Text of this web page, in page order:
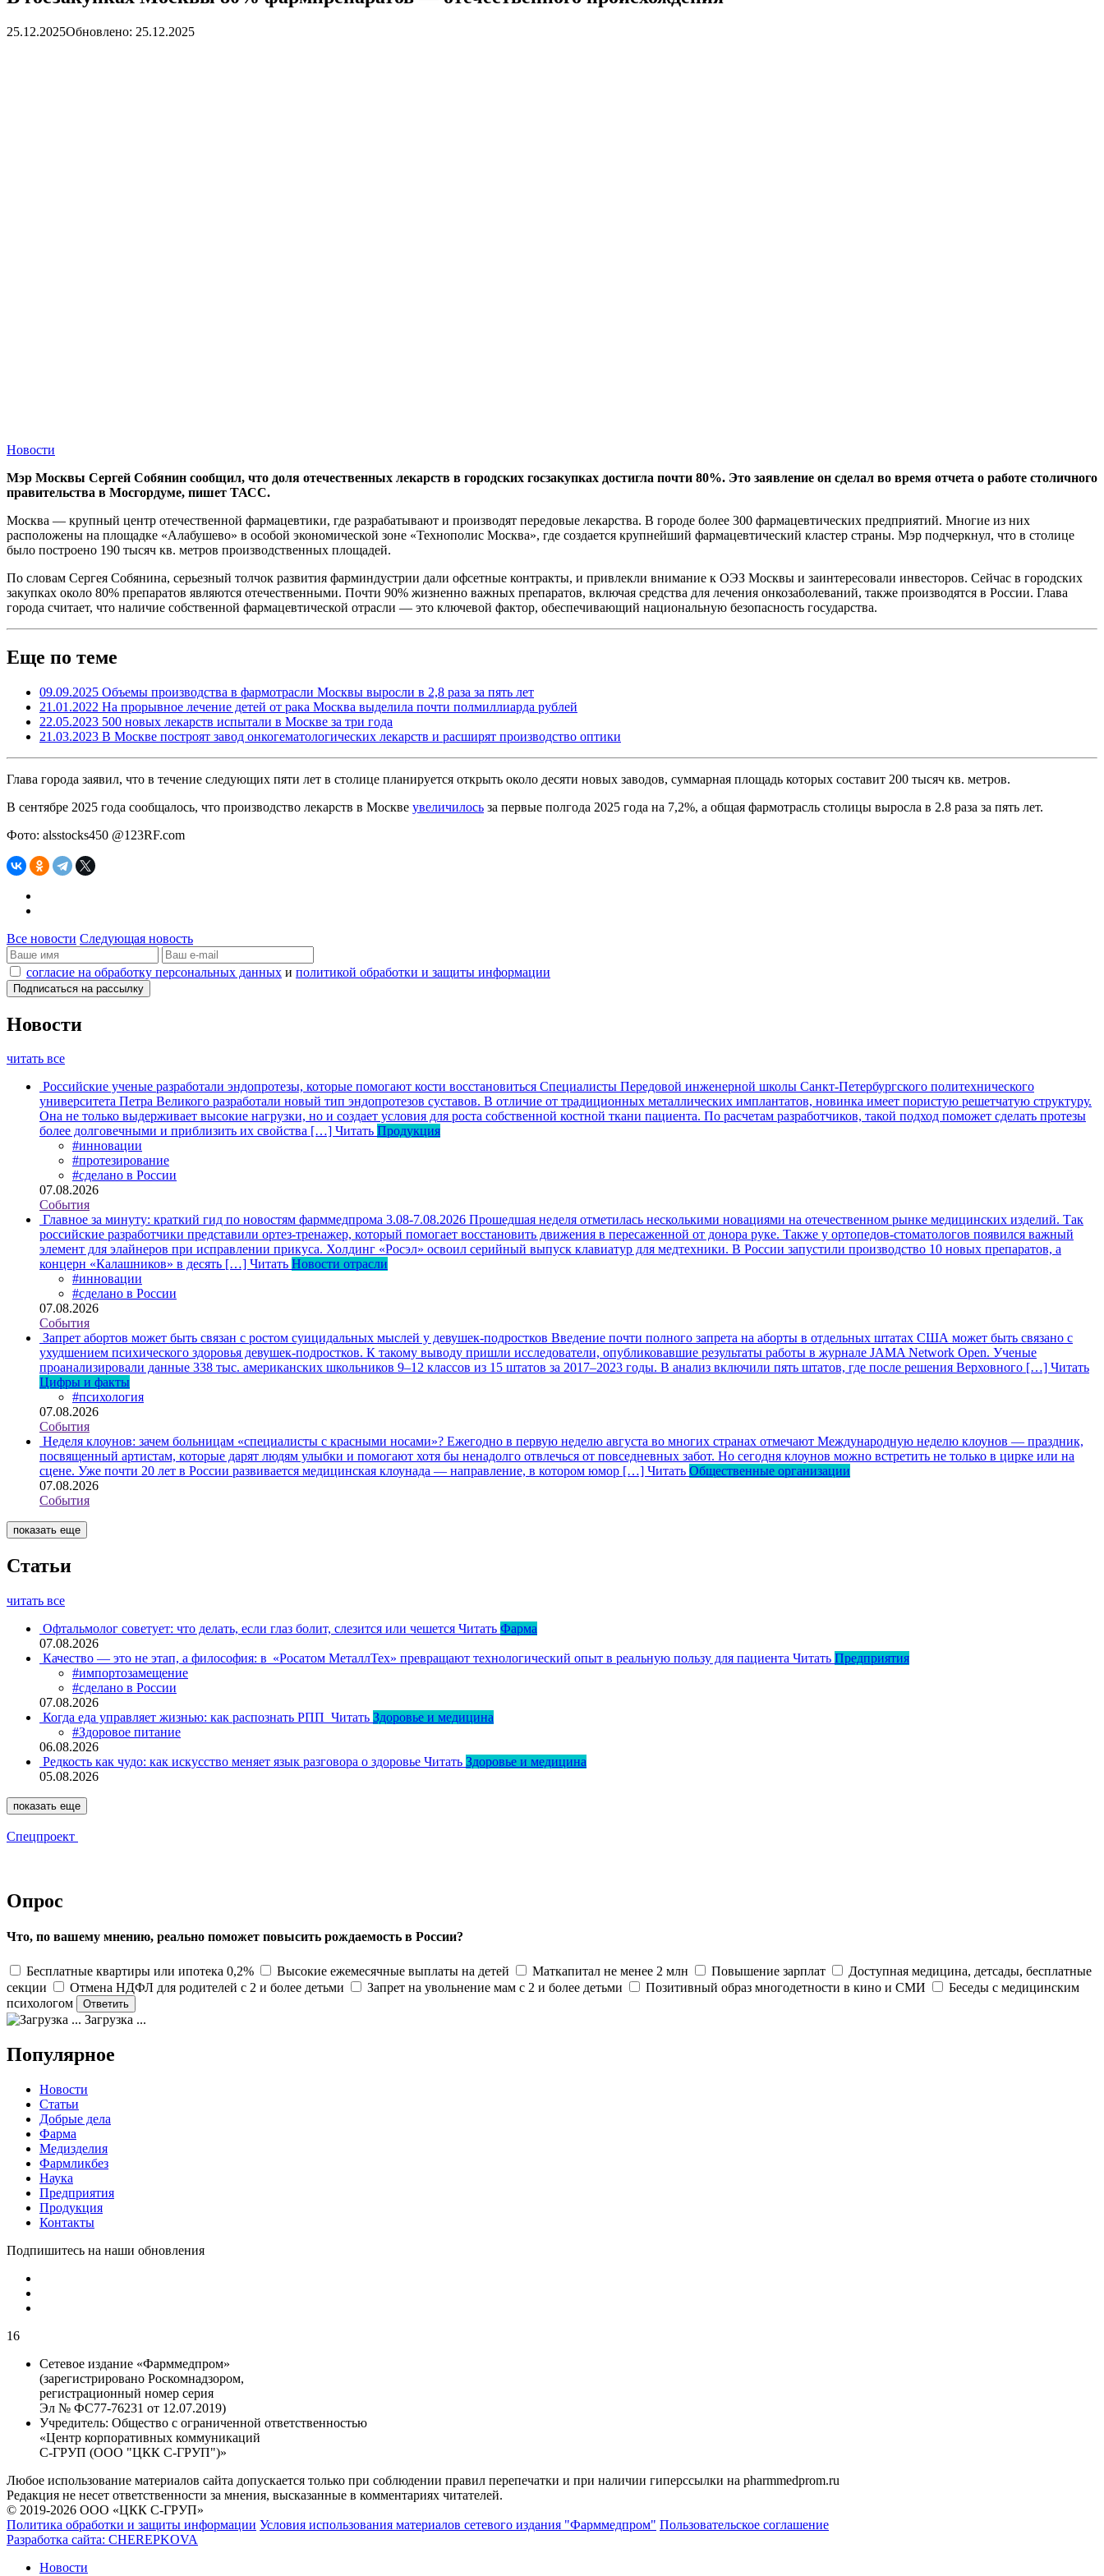
25.12.2025Обновлено: 25.12.2025
Новости
Мэр Москвы Сергей Собянин сообщил, что доля отечественных лекарств в городских госзакупках достигла почти 80%. Это заявление он сделал во время отчета о работе столичного
правительства в Мосгордуме, пишет ТАСС.
Москва — крупный центр отечественной фармацевтики, где разрабатывают и производят передовые лекарства. В городе более 300 фармацевтических предприятий. Многие из них
расположены на площадке «Алабушево» в особой экономической зоне «Технополис Москва», где создается крупнейший фармацевтический кластер страны. Мэр подчеркнул, что в столице
было построено 190 тысяч кв. метров производственных площадей.
По словам Сергея Собянина, серьезный толчок развития фарминдустрии дали офсетные контракты, и привлекли внимание к ОЭЗ Москвы и заинтересовали инвесторов. Сейчас в городских
закупках около 80% препаратов являются отечественными. Почти 90% жизненно важных препаратов, включая средства для лечения онкозаболеваний, также производятся в России. Глава
города считает, что наличие собственной фармацевтической отрасли — это ключевой фактор, обеспечивающий национальную безопасность государства.
Еще по теме
09.09.2025 Объемы производства в фармотрасли Москвы выросли в 2,8 раза за пять лет
21.01.2022 На прорывное лечение детей от рака Москва выделила почти полмиллиарда рублей
22.05.2023 500 новых лекарств испытали в Москве за три года
21.03.2023 В Москве построят завод онкогематологических лекарств и расширят производство оптики
Глава города заявил, что в течение следующих пяти лет в столице планируется открыть около десяти новых заводов, суммарная площадь которых составит 200 тысяч кв. метров.
В сентябре 2025 года сообщалось, что производство лекарств в Москве увеличилось за первые полгода 2025 года на 7,2%, а общая фармотрасль столицы выросла в 2.8 раза за пять лет.
Фото: alsstocks450 @123RF.com
Все новости Следующая новость
согласие на обработку персональных данных и политикой обработки и защиты информации
Новости
читать все
Российские ученые разработали эндопротезы, которые помогают кости восстановиться Специалисты Передовой инженерной школы Санкт-Петербургского политехнического
университета Петра Великого разработали новый тип эндопротезов суставов. В отличие от традиционных металлических имплантатов, новинка имеет пористую решетчатую структуру.
Она не только выдерживает высокие нагрузки, но и создает условия для роста собственной костной ткани пациента. По расчетам разработчиков, такой подход поможет сделать протезы
более долговечными и приблизить их свойства […] Читать Продукция
#инновации
#протезирование
#сделано в России
07.08.2026
События
Главное за минуту: краткий гид по новостям фарммедпрома 3.08-7.08.2026 Прошедшая неделя отметилась несколькими новациями на отечественном рынке медицинских изделий. Так
российские разработчики представили ортез-тренажер, который помогает восстановить движения в пересаженной от донора руке. Также у ортопедов-стоматологов появился важный
элемент для элайнеров при исправлении прикуса. Холдинг «Росэл» освоил серийный выпуск клавиатур для медтехники. В России запустили производство 10 новых препаратов, а
концерн «Калашников» в десять […] Читать Новости отрасли
#инновации
#сделано в России
07.08.2026
События
Запрет абортов может быть связан с ростом суицидальных мыслей у девушек-подростков Введение почти полного запрета на аборты в отдельных штатах США может быть связано с
ухудшением психического здоровья девушек-подростков. К такому выводу пришли исследователи, опубликовавшие результаты работы в журнале JAMA Network Open. Ученые
проанализировали данные 338 тыс. американских школьников 9–12 классов из 15 штатов за 2017–2023 годы. В анализ включили пять штатов, где после решения Верховного […] Читать
Цифры и факты
#психология
07.08.2026
События
Неделя клоунов: зачем больницам «специалисты с красными носами»? Ежегодно в первую неделю августа во многих странах отмечают Международную неделю клоунов — праздник,
посвященный артистам, которые дарят людям улыбки и помогают хотя бы ненадолго отвлечься от повседневных забот. Но сегодня клоунов можно встретить не только в цирке или на
сцене. Уже почти 20 лет в России развивается медицинская клоунада — направление, в котором юмор […] Читать Общественные организации
07.08.2026
События
показать еще
Статьи
читать все
Офтальмолог советует: что делать, если глаз болит, слезится или чешется Читать Фарма
07.08.2026
Качество — это не этап, а философия: в «Росатом МеталлТех» превращают технологический опыт в реальную пользу для пациента Читать Предприятия
#импортозамещение
#сделано в России
07.08.2026
Когда еда управляет жизнью: как распознать РПП Читать Здоровье и медицина
#Здоровое питание
06.08.2026
Редкость как чудо: как искусство меняет язык разговора о здоровье Читать Здоровье и медицина
05.08.2026
показать еще
Спецпроект
Опрос
Что, по вашему мнению, реально поможет повысить рождаемость в России?
Бесплатные квартиры или ипотека 0,2% Высокие ежемесячные выплаты на детей Маткапитал не менее 2 млн Повышение зарплат
Доступная медицина, детсады, бесплатные
секции
Отмена НДФЛ для родителей с 2 и более детьми Запрет на увольнение мам с 2 и более детьми Позитивный образ многодетности в кино и СМИ
Беседы с медицинским
психологом
Загрузка ...
Популярное
Новости
Статьи
Добрые дела
Фарма
Медизделия
Фармликбез
Наука
Предприятия
Продукция
Контакты
Подпишитесь на наши обновления
16
Сетевое издание «Фарммедпром»
(зарегистрировано Роскомнадзором,
регистрационный номер серия
Эл № ФС77-76231 от 12.07.2019)
Учредитель: Общество с ограниченной ответственностью
«Центр корпоративных коммуникаций
С-ГРУП (ООО "ЦКК С-ГРУП")»
Любое использование материалов сайта допускается только при соблюдении правил перепечатки и при наличии гиперссылки на pharmmedprom.ru
Редакция не несет ответственности за мнения, высказанные в комментариях читателей.
© 2019-2026 ООО «ЦКК С-ГРУП»
Политика обработки и защиты информации Условия использования материалов сетевого издания "Фарммедпром" Пользовательское соглашение
Разработка сайта: CHEREPKOVA
Новости